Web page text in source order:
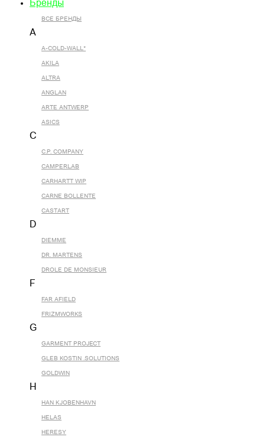
Бренды
ВСЕ БРЕНДЫ
A
A-COLD-WALL*
AKILA
ALTRA
ANGLAN
ARTE ANTWERP
ASICS
C
C.P. COMPANY
CAMPERLAB
CARHARTT WIP
CARNE BOLLENTE
CASTART
D
DIEMME
DR. MARTENS
DROLE DE MONSIEUR
F
FAR AFIELD
FRIZMWORKS
G
GARMENT PROJECT
GLEB KOSTIN .SOLUTIONS
GOLDWIN
H
HAN KJOBENHAVN
HELAS
HERESY